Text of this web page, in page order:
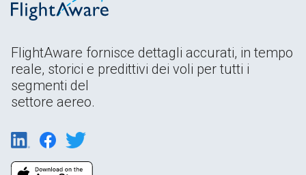
FlightAware fornisce dettagli accurati, in tempo
reale, storici e predittivi dei voli per tutti i
segmenti del
settore aereo.